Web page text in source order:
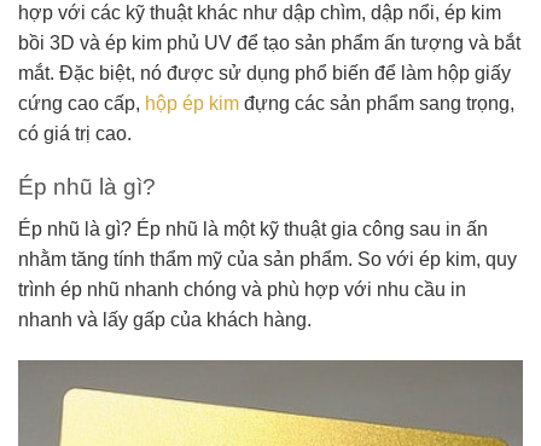
hợp với các kỹ thuật khác như dập chìm, dập nổi, ép kim
bồi 3D và ép kim phủ UV để tạo sản phẩm ấn tượng và bắt
mắt. Đặc biệt, nó được sử dụng phổ biến để làm hộp giấy
cứng cao cấp, hộp ép kim đựng các sản phẩm sang trọng,
có giá trị cao.
Ép nhũ là gì?
Ép nhũ là gì? Ép nhũ là một kỹ thuật gia công sau in ấn
nhằm tăng tính thẩm mỹ của sản phẩm. So với ép kim, quy
trình ép nhũ nhanh chóng và phù hợp với nhu cầu in
nhanh và lấy gấp của khách hàng.